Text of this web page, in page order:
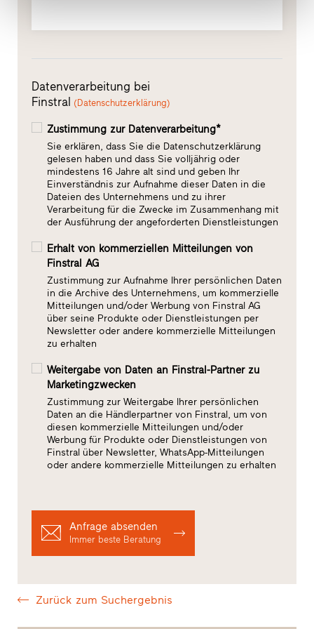
Datenverarbeitung bei
Finstral (Datenschutzerklärung)
Zustimmung zur Datenverarbeitung*
Sie erklären, dass Sie die Datenschutzerklärung
gelesen haben und dass Sie volljährig oder
mindestens 16 Jahre alt sind und geben Ihr
Einverständnis zur Aufnahme dieser Daten in die
Dateien des Unternehmens und zu ihrer
Verarbeitung für die Zwecke im Zusammenhang mit
der Ausführung der angeforderten Dienstleistungen
Erhalt von kommerziellen Mitteilungen von
Finstral AG
Zustimmung zur Aufnahme Ihrer persönlichen Daten
in die Archive des Unternehmens, um kommerzielle
Mitteilungen und/oder Werbung von Finstral AG
über seine Produkte oder Dienstleistungen per
Newsletter oder andere kommerzielle Mitteilungen
zu erhalten
Weitergabe von Daten an Finstral-Partner zu
Marketingzwecken
Zustimmung zur Weitergabe Ihrer persönlichen
Daten an die Händlerpartner von Finstral, um von
diesen kommerzielle Mitteilungen und/oder
Werbung für Produkte oder Dienstleistungen von
Finstral über Newsletter, WhatsApp-Mitteilungen
oder andere kommerzielle Mitteilungen zu erhalten
Anfrage absenden
Immer beste Beratung
Zurück zum Suchergebnis